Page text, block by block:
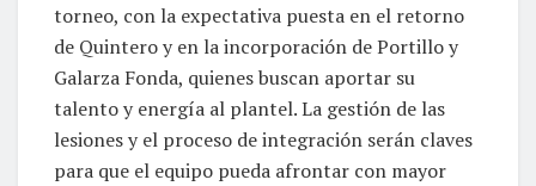
torneo, con la expectativa puesta en el retorno
de Quintero y en la incorporación de Portillo y
Galarza Fonda, quienes buscan aportar su
talento y energía al plantel. La gestión de las
lesiones y el proceso de integración serán claves
para que el equipo pueda afrontar con mayor